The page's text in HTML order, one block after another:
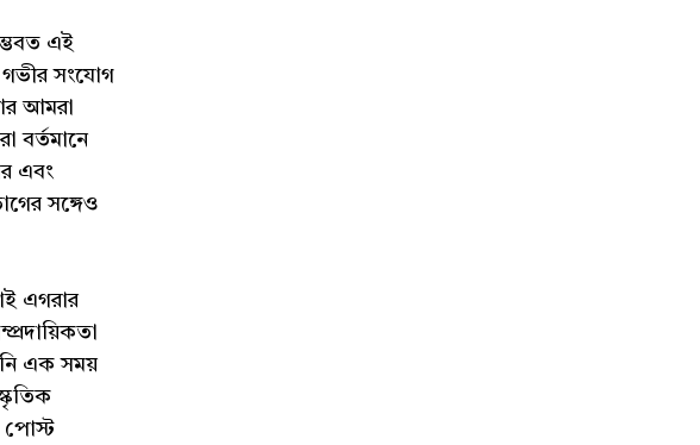
এই
গভীর সংযোগ
আমরা
বর্তমানে
এবং
সঙ্গেও
এগরার
এক সময়
পোস্ট